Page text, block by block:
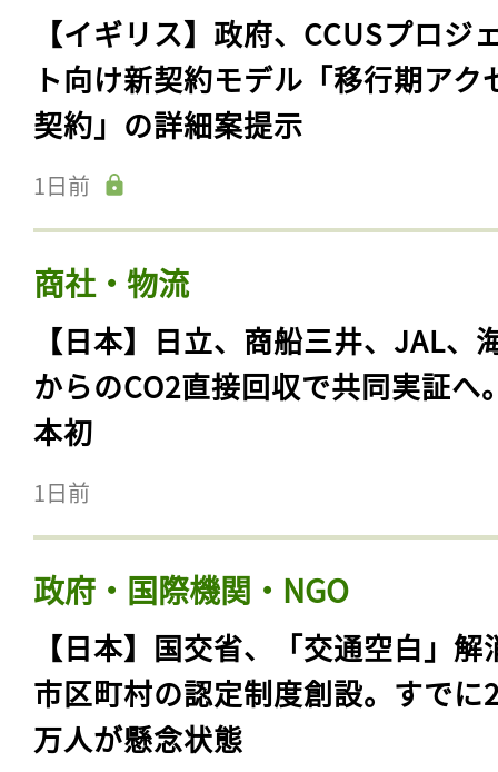
【イギリス】政府、CCUSプロジ
ト向け新契約モデル「移行期アク
契約」の詳細案提示
1日前
商社・物流
【日本】日立、商船三井、JAL、
からのCO2直接回収で共同実証へ
本初
1日前
政府・国際機関・NGO
【日本】国交省、「交通空白」解
市区町村の認定制度創設。すでに
万人が懸念状態